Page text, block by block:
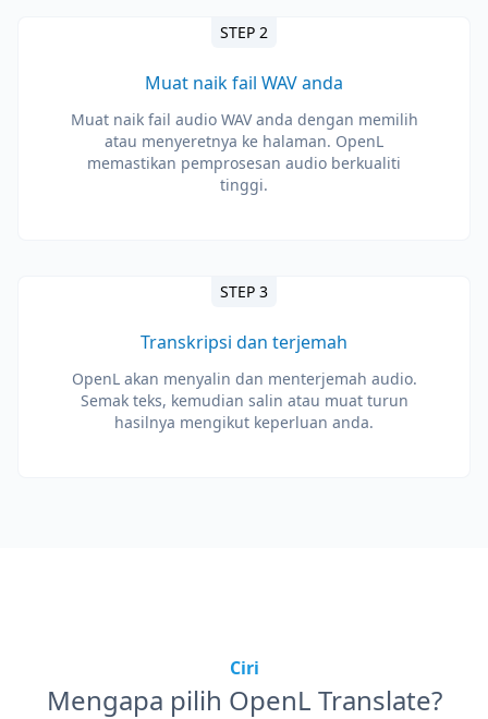
STEP 2
Muat naik fail WAV anda
Muat naik fail audio WAV anda dengan memilih
atau menyeretnya ke halaman. OpenL
memastikan pemprosesan audio berkualiti
tinggi.
STEP 3
Transkripsi dan terjemah
OpenL akan menyalin dan menterjemah audio.
Semak teks, kemudian salin atau muat turun
hasilnya mengikut keperluan anda.
Ciri
Mengapa pilih OpenL Translate?